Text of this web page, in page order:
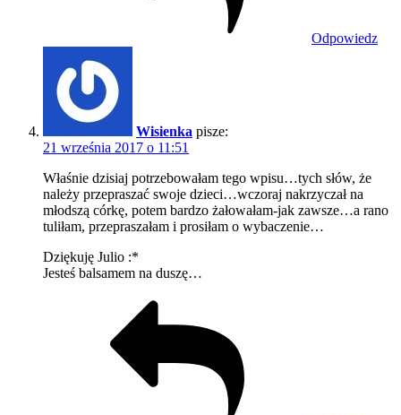
Odpowiedz
Wisienka pisze:
21 września 2017 o 11:51
Właśnie dzisiaj potrzebowałam tego wpisu…tych słów, że
należy przepraszać swoje dzieci…wczoraj nakrzyczał na
młodszą córkę, potem bardzo żałowałam-jak zawsze…a rano
tuliłam, przepraszałam i prosiłam o wybaczenie…
Dziękuję Julio :*
Jesteś balsamem na duszę…